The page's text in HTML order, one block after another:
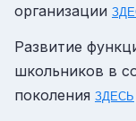
организации
Развитие
школьников в
поколения ЗДЕСЬ